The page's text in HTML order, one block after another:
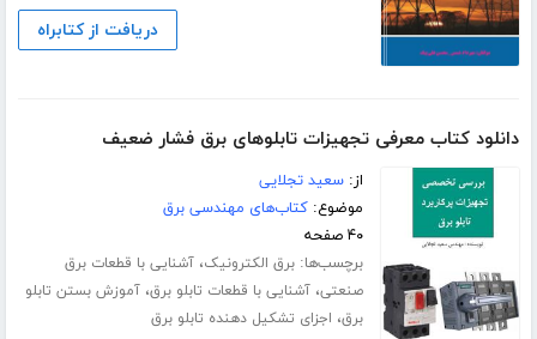
دریافت از کتابراه
دانلود کتاب معرفی تجهیزات تابلوهای برق فشار ضعیف
از:سعید تجلایی
موضوع:کتاب‌های مهندسی برق
۴۰ صفحه
برچسب‌ها:برق الکترونیک،آشنایی با قطعات برق
صنعتی،آشنایی با قطعات تابلو برق،آموزش بستن تابلو
برق، اجزای تشکیل دهنده تابلو برق